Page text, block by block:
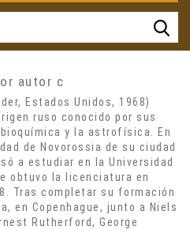
autor c
Estados Unidos, 1968)
ruso conocido por sus
y la astrofísica. En
de Novorossia de su ciudad
a estudiar en la Universidad
obtuvo la licenciatura en
Tras completar su formación
en Copenhague, junto a Niels
Rutherford, George